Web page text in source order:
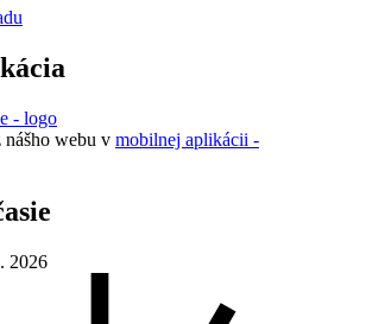
nášho webu v mobilnej aplikácii -
2026